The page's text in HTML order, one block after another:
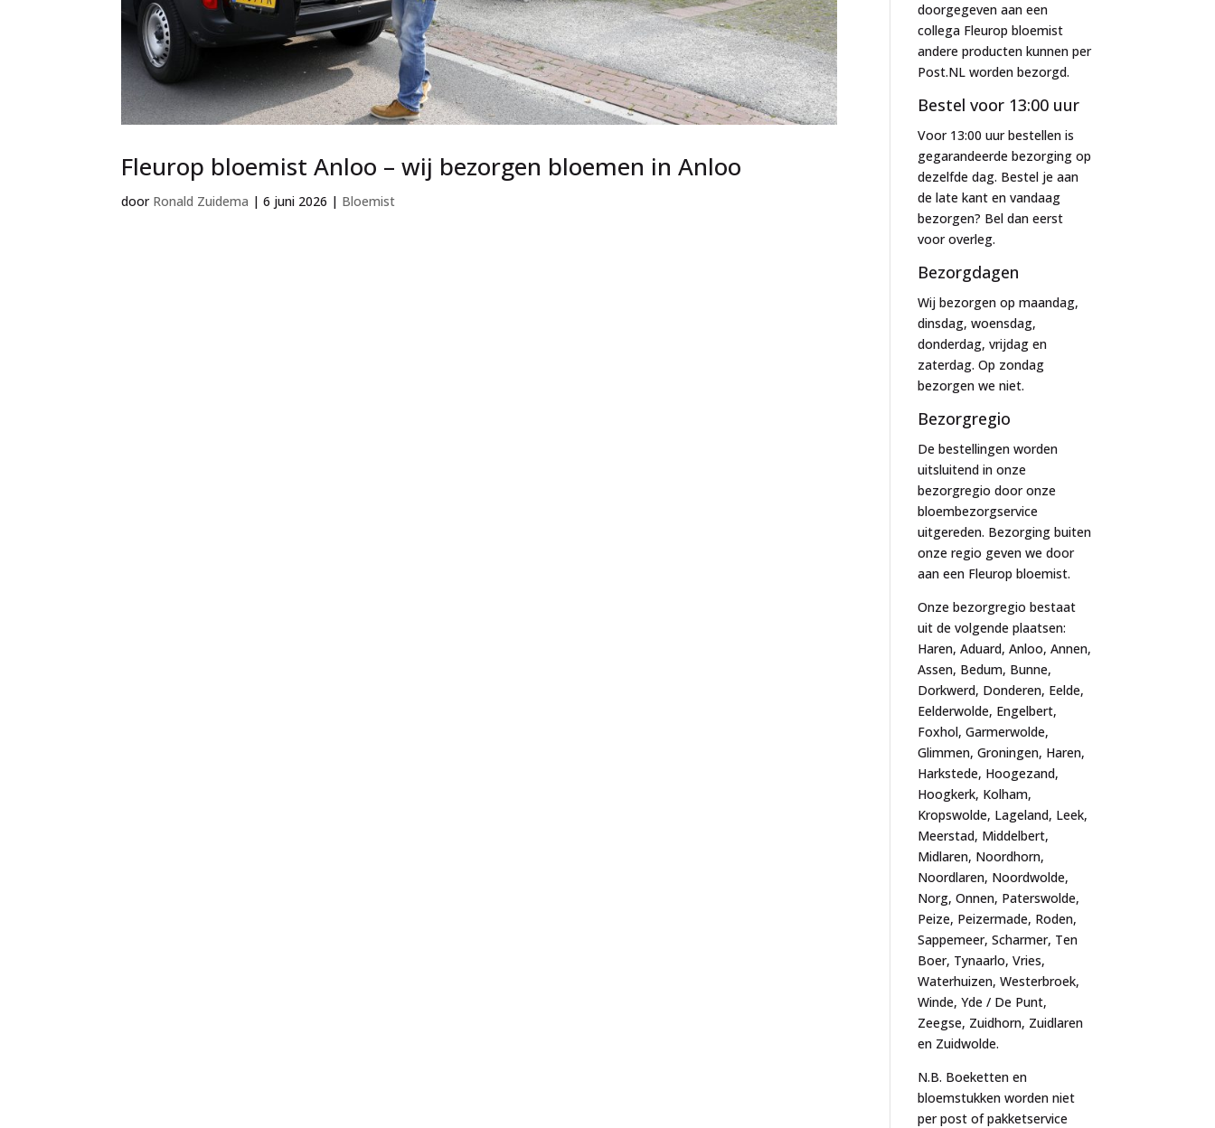
Fleurop bloemist Anloo – wij bezorgen bloemen in Anloo
door Ronald Zuidema |6 juni 2026 | Bloemist
doorgegeven aan een
collega Fleurop bloemist
andere producten kunnen per
Post.NL worden bezorgd.
Bestel voor 13:00 uur
Voor 13:00 uur bestellen is
gegarandeerde bezorging op
dezelfde dag. Bestel je aan
de late kant en vandaag
bezorgen? Bel dan eerst
voor overleg.
Bezorgdagen
Wij bezorgen op maandag,
dinsdag, woensdag,
donderdag, vrijdag en
zaterdag. Op zondag
bezorgen we niet.
Bezorgregio
De bestellingen worden
uitsluitend in onze
bezorgregio door onze
bloembezorgservice
uitgereden. Bezorging buiten
onze regio geven we door
aan een Fleurop bloemist.
Onze bezorgregio bestaat
uit de volgende plaatsen:
Haren, Aduard, Anloo, Annen,
Assen, Bedum, Bunne,
Dorkwerd, Donderen, Eelde,
Eelderwolde, Engelbert,
Foxhol, Garmerwolde,
Glimmen, Groningen, Haren,
Harkstede, Hoogezand,
Hoogkerk, Kolham,
Kropswolde, Lageland, Leek,
Meerstad, Middelbert,
Midlaren, Noordhorn,
Noordlaren, Noordwolde,
Norg, Onnen, Paterswolde,
Peize, Peizermade, Roden,
Sappemeer, Scharmer, Ten
Boer, Tynaarlo, Vries,
Waterhuizen, Westerbroek,
Winde, Yde / De Punt,
Zeegse, Zuidhorn, Zuidlaren
en Zuidwolde.
N.B. Boeketten en
bloemstukken worden niet
per post of pakketservice